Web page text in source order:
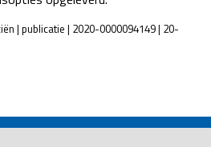
| publicatie | 2020-0000094149 | 20-